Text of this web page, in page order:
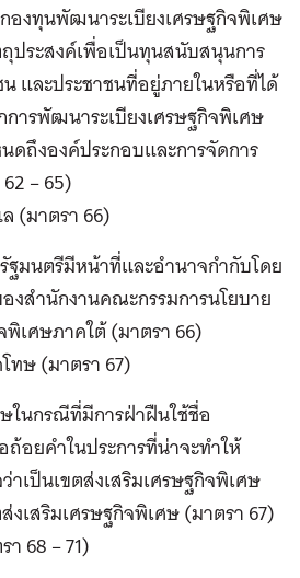
องทุนพัฒนาระเบียงเศรษฐกิจพิเศษ
ประสงค์เพื่อเป็นทุนสนับสนุนการ
ละประชาชนที่อยู่ภายในหรือที่ได้
ารพัฒนาระเบียงเศรษฐกิจพิเศษ
ดถึงองค์ประกอบและการจัดการ
– 65)
(มาตรา 66)
ฐมนตรีมีหน้าที่และอำนาจกำกับโดย
งสำนักงานคณะกรรมการนโยบาย
พิเศษภาคใต้ (มาตรา 66)
ทษ (มาตรา 67)
ในกรณีที่มีการฝ่าฝืนใช้ชื่อ
ถ้อยคําในประการที่น่าจะทำให้
าเป็นเขตส่งเสริมเศรษฐกิจพิเศษ
งเสริมเศรษฐกิจพิเศษ (มาตรา 67)
า 68 – 71)